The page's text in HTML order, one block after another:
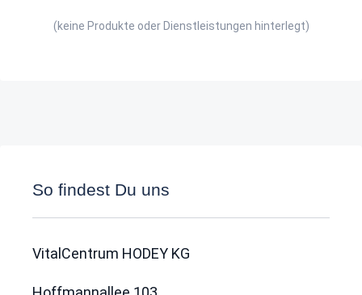
(keine Produkte oder Dienstleistungen hinterlegt)
So findest Du uns
VitalCentrum HODEY KG